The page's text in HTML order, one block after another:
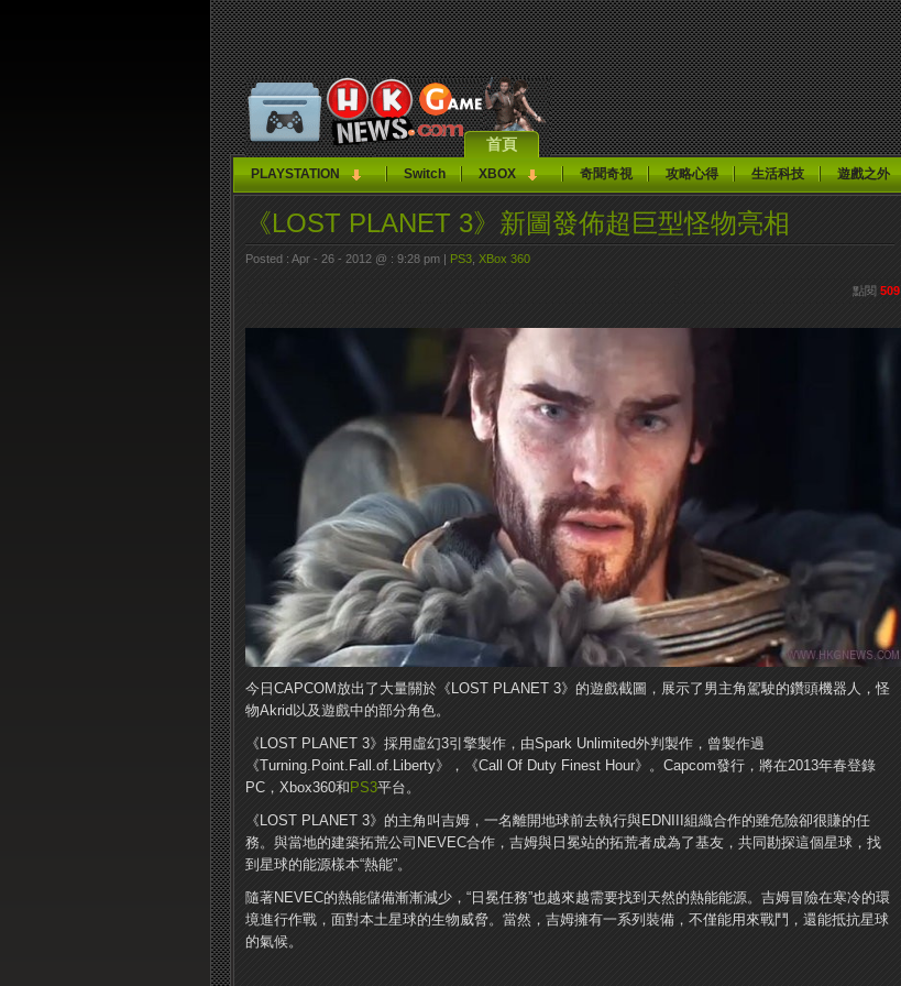
首頁
PLAYSTATION Switch XBOX 奇聞奇視 攻略心得 生活科技 遊戲之外
《LOST PLANET 3》新圖發佈超巨型怪物亮相
Posted : Apr - 26 - 2012 @ : 9:28 pm | PS3 XBox 360
點閱 509
今日CAPCOM放出了大量關於《LOST PLANET 3》的遊戲截圖，展示了男主角駕駛的鑽頭機器人，怪
物Akrid以及遊戲中的部分角色。
《LOST PLANET 3》採用虛幻3引擎製作，由Spark Unlimited外判製作，曾製作過
《Turning.Point.Fall.of.Liberty》，《Call Of Duty Finest Hour》。 Capcom發行，將在2013年春登錄
PC，Xbox360和 PS3平台。
《LOST PLANET 3》的主角叫吉姆，一名離開地球前去執行與EDNIII組織合作的雖危險卻很賺的任
務。 與當地的建築拓荒公司NEVEC合作，吉姆與日冕站的拓荒者成為了基友，共同勘探這個星球，找
到星球的能源樣本“熱能”。
隨著NEVEC的熱能儲備漸漸減少，“日冕任務”也越來越需要找到天然的熱能能源。 吉姆冒險在寒冷的環
境進行作戰，面對本土星球的生物威脅。 當然，吉姆擁有一系列裝備，不僅能用來戰鬥，還能抵抗星球
的氣候。